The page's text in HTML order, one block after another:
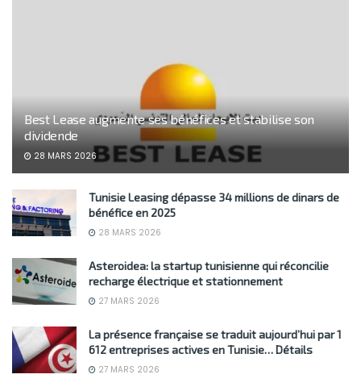
Best Lease augmente ses bénéfices et stabilise son
dividende
28 MARS 2026
Tunisie Leasing dépasse 34 millions de dinars de
bénéfice en 2025
28 MARS 2026
Asteroidea: la startup tunisienne qui réconcilie
recharge électrique et stationnement
27 MARS 2026
La présence française se traduit aujourd’hui par 1
612 entreprises actives en Tunisie… Détails
27 MARS 2026